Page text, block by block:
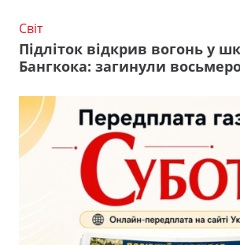
Світ
Підліток відкрив вогонь у
Бангкока: загинули